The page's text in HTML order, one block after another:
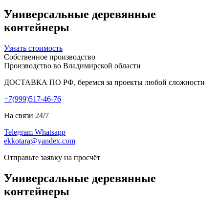
Универсальные деревянные
контейнеры
Узнать стоимость
Собственное производство
Производство во Владимирской области
ДОСТАВКА ПО РФ, беремся за проекты любой сложности
+7(999)517-46-76
На связи 24/7
Telegram Whatsapp
ekkotara@yandex.com
Отправьте заявку на просчёт
Универсальные деревянные
контейнеры